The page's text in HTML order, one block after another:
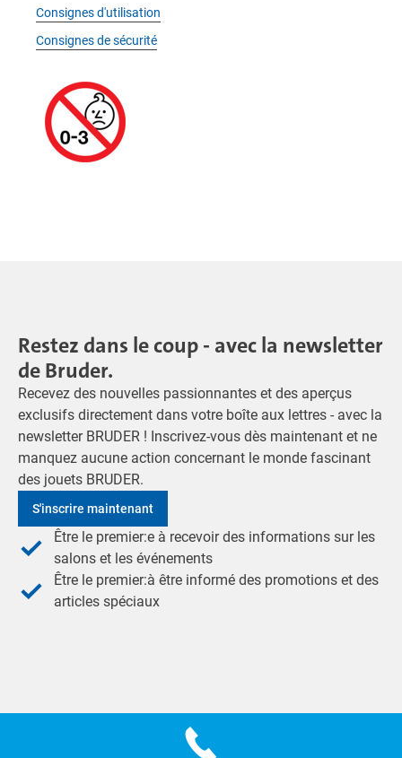
Consignes d'utilisation
Consignes de sécurité
Restez dans le coup - avec la newsletter
de Bruder.
Recevez des nouvelles passionnantes et des aperçus
exclusifs directement dans votre boîte aux lettres - avec la
newsletter BRUDER ! Inscrivez-vous dès maintenant et ne
manquez aucune action concernant le monde fascinant
des jouets BRUDER.
S'inscrire maintenant
Être le premier:e à recevoir des informations sur les
salons et les événements
Être le premier:à être informé des promotions et des
articles spéciaux